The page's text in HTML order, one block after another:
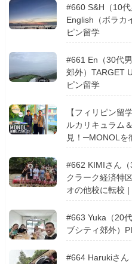
#660 S&H（10
English（ボラカ
ピン留学
#661 En（30代
郊外）TARGET
ピン留学
【フィリピン留
ルカリキュラム
見！─MONOLを
#662 KIMIさん
クラーク経済特
オの他校に転校
#663 Yuka（20
ブシティ郊外）
#664 Harukiさん